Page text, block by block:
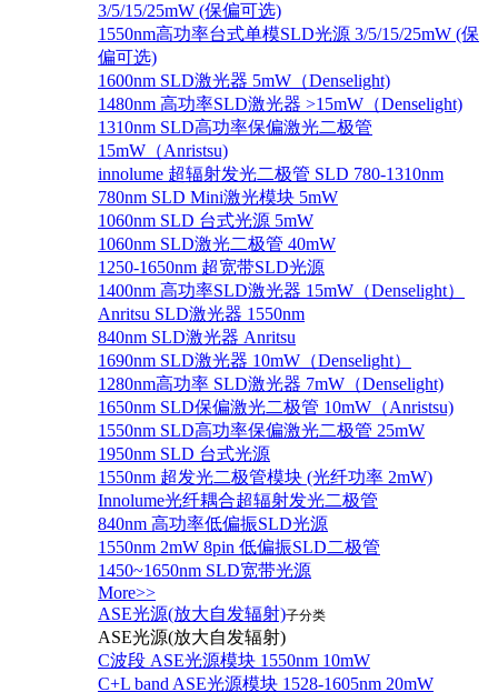
3/5/15/25mW (保偏可选)
1550nm高功率台式单模SLD光源 3/5/15/25mW (保
偏可选)
1600nm SLD激光器 5mW（Denselight)
1480nm 高功率SLD激光器 >15mW（Denselight)
1310nm SLD高功率保偏激光二极管
15mW（Anristsu)
innolume 超辐射发光二极管 SLD 780-1310nm
780nm SLD Mini激光模块 5mW
1060nm SLD 台式光源 5mW
1060nm SLD激光二极管 40mW
1250-1650nm 超宽带SLD光源
1400nm 高功率SLD激光器 15mW（Denselight）
Anritsu SLD激光器 1550nm
840nm SLD激光器 Anritsu
1690nm SLD激光器 10mW（Denselight）
1280nm高功率 SLD激光器 7mW（Denselight)
1650nm SLD保偏激光二极管 10mW（Anristsu)
1550nm SLD高功率保偏激光二极管 25mW
1950nm SLD 台式光源
1550nm 超发光二极管模块 (光纤功率 2mW)
Innolume光纤耦合超辐射发光二极管
840nm 高功率低偏振SLD光源
1550nm 2mW 8pin 低偏振SLD二极管
1450~1650nm SLD宽带光源
More>>
ASE光源(放大自发辐射)子分类
ASE光源(放大自发辐射)
C波段 ASE光源模块 1550nm 10mW
C+L band ASE光源模块 1528-1605nm 20mW